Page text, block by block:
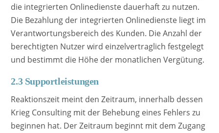
die integrierten Onlinedienste dauerhaft zu nutzen.
Die Bezahlung der integrierten Onlinedienste liegt im
Verantwortungsbereich des Kunden. Die Anzahl der
berechtigten Nutzer wird einzelvertraglich festgelegt
und bestimmt die Höhe der monatlichen Vergütung.
2.3 Supportleistungen
Reaktionszeit meint den Zeitraum, innerhalb dessen
Krieg Consulting mit der Behebung eines Fehlers zu
beginnen hat. Der Zeitraum beginnt mit dem Zugang